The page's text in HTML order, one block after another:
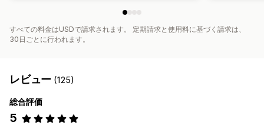
すべての料金はUSDで請求されます。 定期請求と使用料に基づく請求は、
30日ごとに行われます。
レビュー (125)
総合評価
5